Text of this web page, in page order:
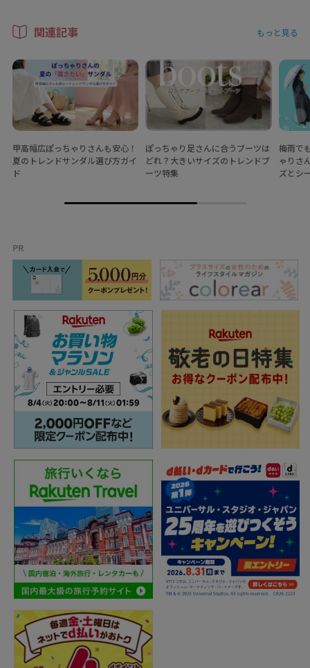
関連記事 もっと見る
甲高幅広ぽっちゃりさんも安心！
夏のトレンドサンダル選び方ガイ
ド
ぽっちゃり足さんに合うブーツは
どれ？大きいサイズのトレンドブ
ーツ特集
梅雨で
ゃりさ
ズとシ
PR